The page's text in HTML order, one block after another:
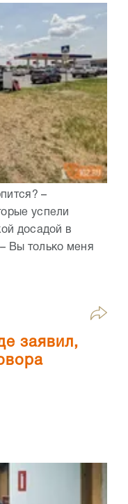
–
успели
досадой в
Вы только меня
заявил,